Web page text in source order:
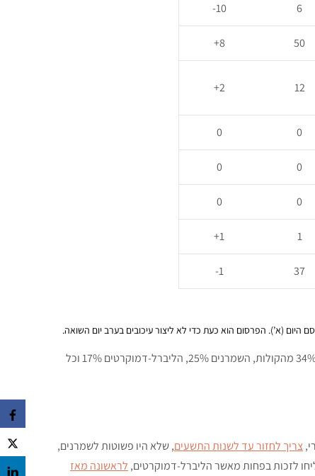
6
10-
50
8+
12
2+
0
0
0
0
0
0
1
1+
37
1-
גם הערכה של שיעורי ההצבעה לכל מפלגה: הלייבור קיבלה 34% מהקולות, השמרנים 25%, הליברל-דמוקרטים 17% וכל
צריך לחזור עד לשנות התשעים, שלא היו פשוטות לשמרנים,
לזכות בפחות מאשר הליברל-דמוקרטים, לראשונה מאז